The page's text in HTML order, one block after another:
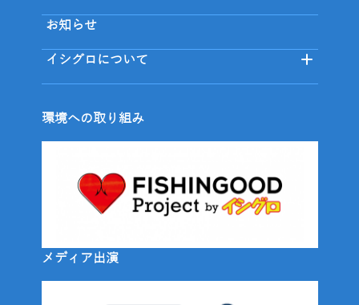
お知らせ
イシグロについて
環境への取り組み
メディア出演